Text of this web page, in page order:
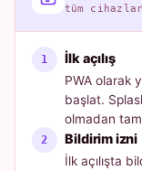
tüm
İlk açılış
PWA olarak
başlat.
olmadan tam
Bildirim izni
İlk açılışta